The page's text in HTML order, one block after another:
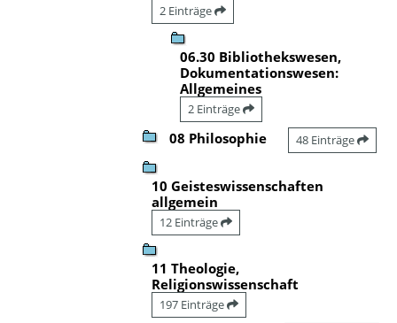
2 Einträge
06.30 Bibliothekswesen,
Dokumentationswesen:
Allgemeines
2 Einträge
08 Philosophie 48 Einträge
10 Geisteswissenschaften
allgemein
12 Einträge
11 Theologie,
Religionswissenschaft
197 Einträge